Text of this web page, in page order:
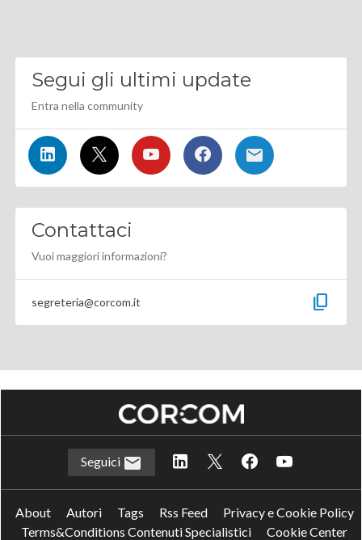
Segui gli ultimi update
Entra nella community
Contattaci
Vuoi maggiori informazioni?
segreteria@corcom.it content_copy
Seguici
About Autori Tags Rss Feed
Privacy e Cookie Policy
Terms&Conditions Contenuti Specialistici
Cookie Center